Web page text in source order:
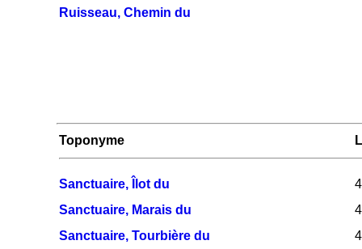
Ruisseau, Chemin du
Toponyme
Sanctuaire, Îlot du
Sanctuaire, Marais du
Sanctuaire, Tourbière du